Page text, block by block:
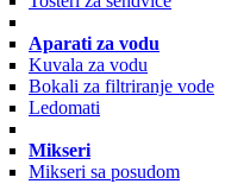
Aparati za vodu
Kuvala za vodu
Bokali za filtriranje vode
Ledomati
Mikseri
Mikseri sa posudom